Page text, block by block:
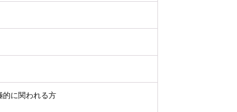
的に関われる方